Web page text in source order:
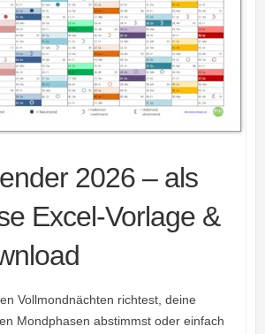
2026 – als
Excel-Vorlage &
Vollmondnächten richtest, deine
Mondphasen abstimmst oder einfach